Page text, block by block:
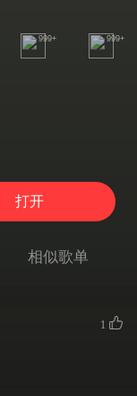
999+ 999+
打开
相似歌单
1